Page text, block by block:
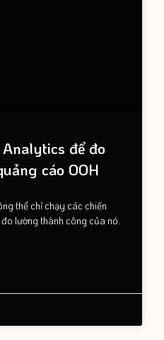
để đo
cáo OOH
thể chỉ chạy các chiến
lường thành công của nó.